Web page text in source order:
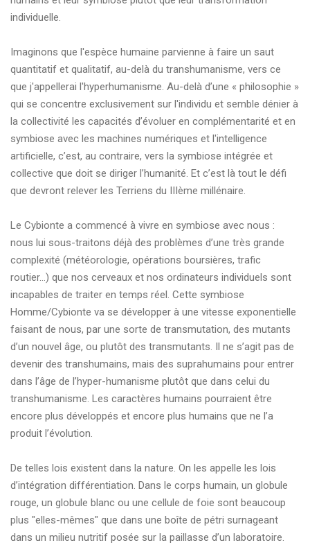
individuelle.
Imaginons que l'espèce humaine parvienne à faire un saut
quantitatif et qualitatif, au-delà du transhumanisme, vers ce
que j'appellerai l'hyperhumanisme. Au-delà d’une « philosophie »
qui se concentre exclusivement sur l'individu et semble dénier à
la collectivité les capacités d’évoluer en complémentarité et en
symbiose avec les machines numériques et l'intelligence
artificielle, c’est, au contraire, vers la symbiose intégrée et
collective que doit se diriger l’humanité. Et c’est là tout le défi
que devront relever les Terriens du IIIème millénaire.
Le Cybionte a commencé à vivre en symbiose avec nous :
nous lui sous-traitons déjà des problèmes d’une très grande
complexité (météorologie, opérations boursières, trafic
routier…) que nos cerveaux et nos ordinateurs individuels sont
incapables de traiter en temps réel. Cette symbiose
Homme/Cybionte va se développer à une vitesse exponentielle
faisant de nous, par une sorte de transmutation, des mutants
d’un nouvel âge, ou plutôt des transmutants. Il ne s’agit pas de
devenir des transhumains, mais des suprahumains pour entrer
dans l’âge de l’hyper-humanisme plutôt que dans celui du
transhumanisme. Les caractères humains pourraient être
encore plus développés et encore plus humains que ne l’a
produit l’évolution.
De telles lois existent dans la nature. On les appelle les lois
d’intégration différentiation. Dans le corps humain, un globule
rouge, un globule blanc ou une cellule de foie sont beaucoup
plus "elles-mêmes" que dans une boîte de pétri surnageant
dans un milieu nutritif posée sur la paillasse d’un laboratoire.